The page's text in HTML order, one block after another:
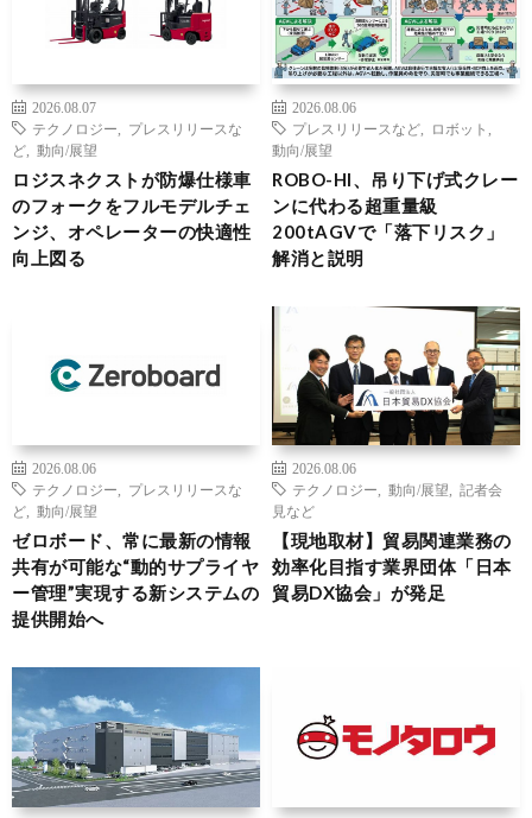
2026.08.07
テクノロジー
プレスリリースな
ど
動向/展望
ロジスネクストが防爆仕様車
のフォークをフルモデルチェ
ンジ、オペレーターの快適性
向上図る
2026.08.06
プレスリリースなど
ロボット
動向/展望
ROBO-HI、吊り下げ式クレー
ンに代わる超重量級
200tAGVで「落下リスク」
解消と説明
2026.08.06
テクノロジー
プレスリリースな
ど
動向/展望
ゼロボード、常に最新の情報
共有が可能な“動的サプライヤ
ー管理”実現する新システムの
提供開始へ
2026.08.06
テクノロジー
動向/展望
記者会
見など
【現地取材】貿易関連業務の
効率化目指す業界団体「日本
貿易DX協会」が発足